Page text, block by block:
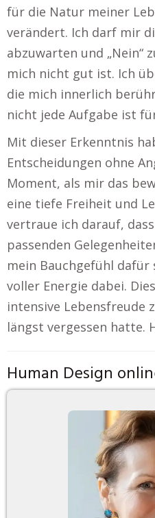
für die Natur meiner
verändert. Ich darf mir
abzuwarten und „Nein“
mich nicht gut ist. Ich
die mich innerlich
nicht jede Aufgabe ist
Mit dieser Erkenntnis
Entscheidungen ohne
Moment, als mir das
eine tiefe Freiheit und
vertraue ich darauf,
passenden
mein Bauchgefühl
voller Energie dabei.
intensive Lebensfreude
längst vergessen hatte.
Human Design